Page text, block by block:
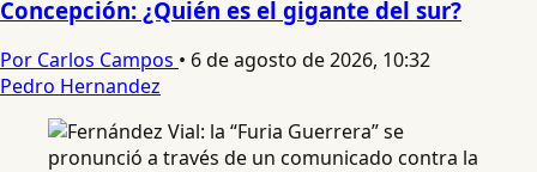
Concepción: ¿Quién es el gigante del sur?
Por Carlos Campos • 6 de agosto de 2026, 10:32
Pedro Hernandez